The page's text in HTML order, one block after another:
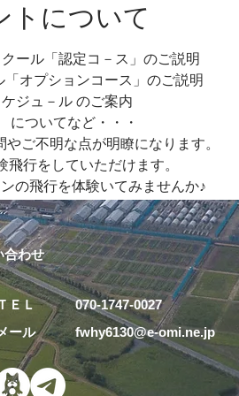
トについて
クール「認定コ－ス」のご説明
「オプションコース」のご説明
ケジュ－ル のご案内
についてなど・・・
やご不明な点が明瞭になります。
飛行をしていただけます。
の飛行を体験いてみませんか♪
合わせ
ＥＬ 070-1747-0027
ール fwhy6130@e-